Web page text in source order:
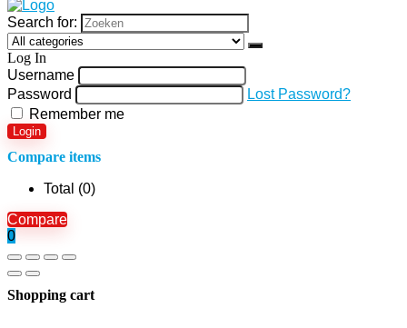
Search for:
Log In
Username
Password
Lost Password?
Remember me
Login
Compare items
Total (0)
Compare
0
Shopping cart